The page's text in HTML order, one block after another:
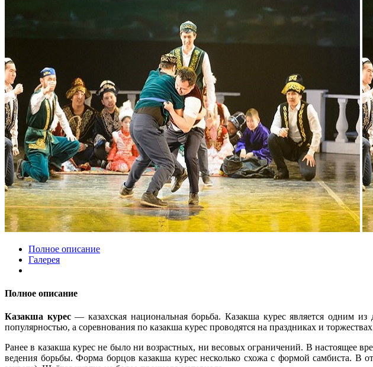
Полное описание
Галерея
Полное описание
Казакша курес— казахская национальная борьба. Казакша курес является одним из
популярностью, а соревнования по казакша курес проводятся на праздниках и
Ранее в казакша курес не было ни возрастных, ни весовых ограничений. В настоящее
ведения борьбы. Форма борцов казакша курес несколько схожа с формой самбиста. В